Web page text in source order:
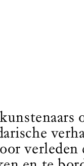
verleden